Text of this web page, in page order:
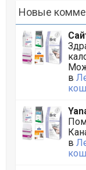
Новые
в
в